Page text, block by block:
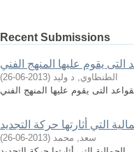
Recent Submissions
الطنطاوي, د وليد (
2013-06-26
)
سعد, محمد (
2013-06-26
)